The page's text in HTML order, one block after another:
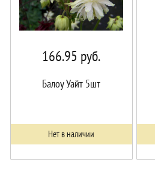
166.95 руб.
Балоу Уайт 5шт
Нет в наличии